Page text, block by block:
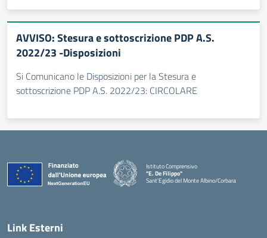
AVVISO: Stesura e sottoscrizione PDP A.S.
2022/23 -Disposizioni
Si Comunicano le Disposizioni per la Stesura e
sottoscrizione PDP A.S. 2022/23: CIRCOLARE
Istituto Comprensivo
"E. De Filippo"
Sant'Egidio del Monte Albino/Corbara
Link Esterni